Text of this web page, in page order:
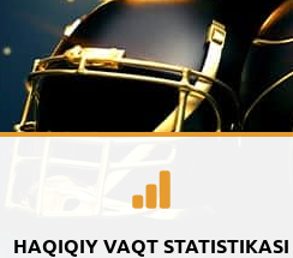
HAQIQIY VAQT STATISTIKASI